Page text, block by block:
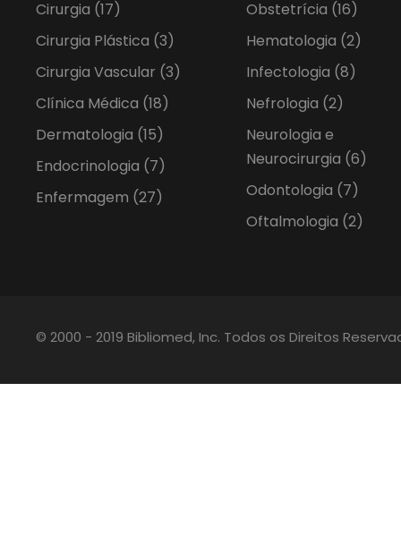
Cirurgia (17)
Cirurgia Plástica (3)
Cirurgia Vascular (3)
Clínica Médica (18)
Dermatologia (15)
Endocrinologia (7)
Enfermagem (27)
Obstetrícia (16)
Hematologia (2)
Infectologia (8)
Nefrologia (2)
Neurologia e
Neurocirurgia (6)
Odontologia (7)
Oftalmologia (2)
© 2000 - 2019 Bibliomed, Inc. Todos os Direitos